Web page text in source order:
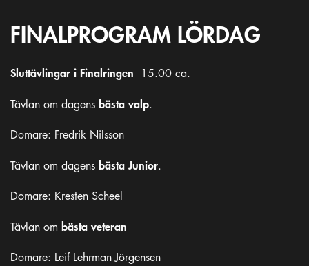
FINALPROGRAM LÖRDAG
Sluttävlingar i Finalringen 15.00 ca.
Tävlan om dagens bästa valp.
Domare: Fredrik Nilsson
Tävlan om dagens bästa Junior.
Domare: Kresten Scheel
Tävlan om bästa veteran
Domare: Leif Lehrman Jörgensen